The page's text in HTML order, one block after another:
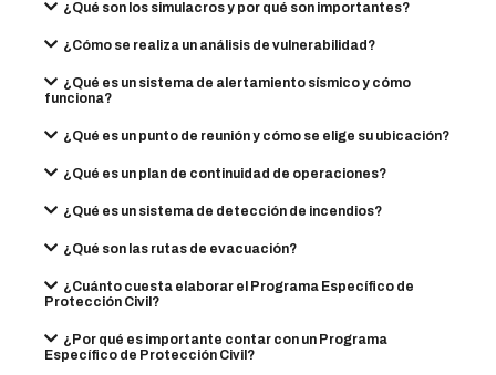
¿Qué son los simulacros y por qué son importantes?
¿Cómo se realiza un análisis de vulnerabilidad?
¿Qué es un sistema de alertamiento sísmico y cómo
funciona?
¿Qué es un punto de reunión y cómo se elige su ubicación?
¿Qué es un plan de continuidad de operaciones?
¿Qué es un sistema de detección de incendios?
¿Qué son las rutas de evacuación?
¿Cuánto cuesta elaborar el Programa Específico de
Protección Civil?
¿Por qué es importante contar con un Programa
Específico de Protección Civil?